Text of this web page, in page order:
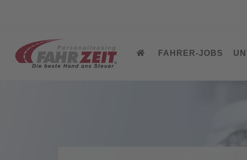
FAHRER-JOBS